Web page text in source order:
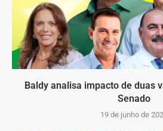
Baldy analisa impacto de duas
Senado
19 de junho de